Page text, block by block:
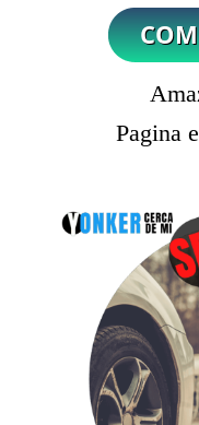
Pagina